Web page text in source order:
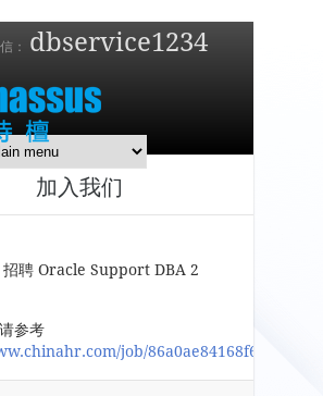
： dbservice1234
支持！
体中文 日本語
加入我们
招聘 Oracle Support DBA 2
参考
job/